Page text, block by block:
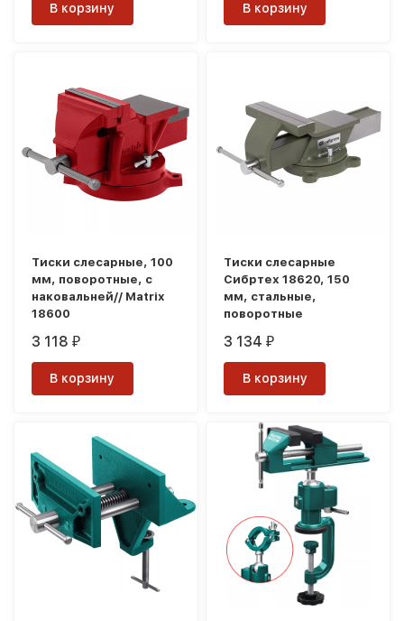
В корзину В корзину
Тиски слесарные, 100
мм, поворотные, с
наковальней// Matrix
18600
3 118₽
В корзину
Тиски слесарные
Сибртех 18620, 150
мм, стальные,
поворотные
3 134₽
В корзину